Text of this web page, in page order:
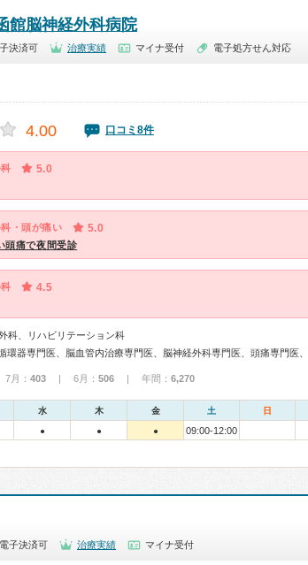
館脳神経外科病院
決済可 治療実績 マイナ受付 電子処方せん対応
4.00 口コミ8件
5.0
・頭が痛い 5.0
頭痛で夜間受診
4.5
科、リハビリテーション科
月： 403 | 6月： 506 | 年間： 6,270
水 木 金 土 日
● ● ● 09:00-12:00
電子決済可 治療実績 マイナ受付